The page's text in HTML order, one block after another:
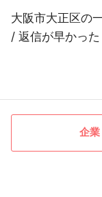
大阪市大正区の
/ 返信が早かっ
企